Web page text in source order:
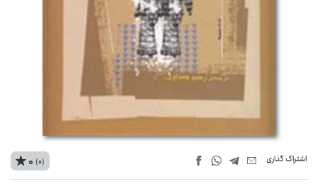
اشتراک‌ گذاری 0 (0)